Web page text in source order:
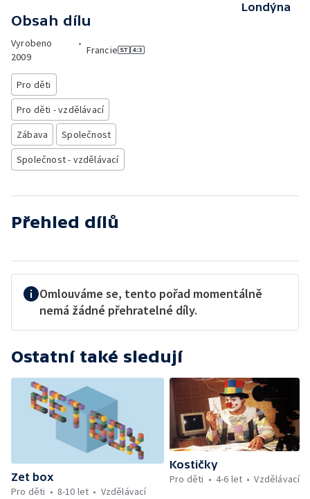
Obsah dílu
Vyrobeno
2009
•
Francie
Pro děti
Pro děti - vzdělávací
Zábava
Společnost
Společnost - vzdělávací
Londýna
Přehled dílů
Omlouváme se, tento pořad momentálně
nemá žádné přehratelné díly.
Ostatní také sledují
Zet box
Pro děti
8-10 let Vzdělávací
Kostičky
Pro děti
4-6 let Vzdělávací